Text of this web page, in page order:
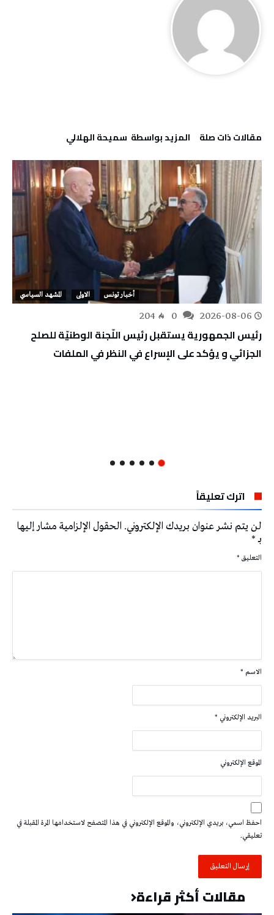
‫مقالات ذات صلة‬ ‫‫المزيد بواسطة‬ ‬ سميحة الهلالي
أخبار تونس الاولى المشهد السياسي
2026-08-06
204
رئيس الجمهورية يستقبل رئيس اللّجنة الوطنيّة للصلح
الجزائي و يؤكد على الإسراع في النظر في الملفات
اترك تعليقاً
لن يتم نشر عنوان بريدك الإلكتروني. الحقول الإلزامية مشار إليها
بـ*
التعليق *
الاسم *
البريد الإلكتروني *
الموقع الإلكتروني
احفظ اسمي، بريدي الإلكتروني، والموقع الإلكتروني في هذا المتصفح لاستخدامها المرة المقبلة في
تعليقي.
مقالات أكثر قراءة